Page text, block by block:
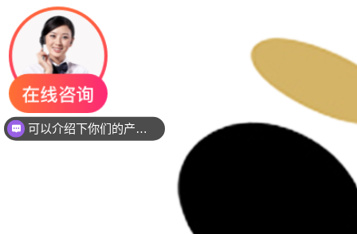
可以介绍下你们的产品么？